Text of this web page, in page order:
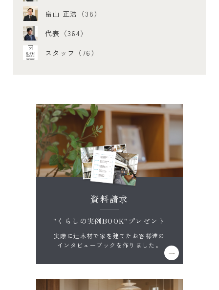
畠山 正浩（38）
代表（364）
スタッフ（76）
資料請求
"くらしの実例BOOK"プレゼント
実際に辻木材で家を建てたお客様達の
インタビューブックを作りました。